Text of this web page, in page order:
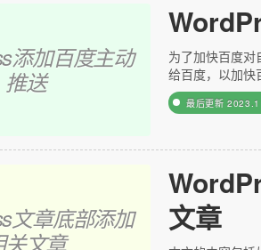
添加百度主动
推送
为了加快百度
给百度，以加快
最后更新
文章底部添加
关文章
文章